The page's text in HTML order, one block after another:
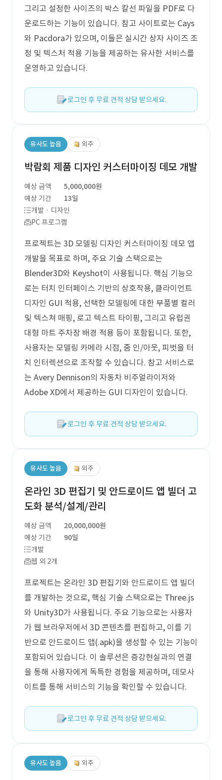
그리고 설정한 사이즈의 박스 칼선 파일을 PDF로 다
운로드하는 기능이 있습니다. 참고 사이트로는 Cays
와 Pacdora가 있으며, 이들은 실시간 상자 사이즈 조
정 및 텍스처 적용 기능을 제공하는 유사한 서비스를
운영하고 있습니다.
로그인 후 무료 견적 상담 받으세요.
유사도 높음 외주
박람회 제품 디자인 커스터마이징 데모 개발
예상 금액
5,000,000원
예상 기간
13일
개발 · 디자인
PC 프로그램
프로젝트는 3D 모델링 디자인 커스터마이징 데모 앱
개발을 목표로 하며, 주요 기술 스택으로는
Blender3D와 Keyshot이 사용됩니다. 핵심 기능으
로는 터치 인터페이스 기반의 상호작용, 클라이언트
디자인 GUI 적용, 선택한 모델링에 대한 부품별 컬러
및 텍스쳐 매핑, 로고 텍스트 타이핑, 그리고 유럽권
대형 마트 주차장 배경 적용 등이 포함됩니다. 또한,
사용자는 모델링 카메라 시점, 줌 인/아웃, 피벗을 터
치 인터렉션으로 조작할 수 있습니다. 참고 서비스로
는 Avery Dennison의 자동차 비주얼라이저와
Adobe XD에서 제공하는 GUI 디자인이 있습니다.
로그인 후 무료 견적 상담 받으세요.
유사도 높음 외주
온라인 3D 편집기 및 안드로이드 앱 빌더 고
도화 분석/설계/관리
예상 금액
20,000,000원
예상 기간
90일
개발
웹 외 2개
프로젝트는 온라인 3D 편집기와 안드로이드 앱 빌더
를 개발하는 것으로, 핵심 기술 스택으로는 Three.js
와 Unity3D가 사용됩니다. 주요 기능으로는 사용자
가 웹 브라우저에서 3D 콘텐츠를 편집하고, 이를 기
반으로 안드로이드 앱(.apk)을 생성할 수 있는 기능이
포함되어 있습니다. 이 솔루션은 증강현실과의 연결
을 통해 사용자에게 독특한 경험을 제공하며, 데모사
이트를 통해 서비스의 기능을 확인할 수 있습니다.
로그인 후 무료 견적 상담 받으세요.
유사도 높음 외주